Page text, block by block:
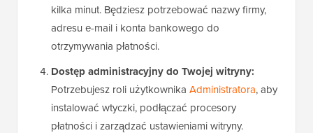
kilka minut. Będziesz potrzebować nazwy firmy,
adresu e-mail i konta bankowego do
otrzymywania płatności.
Dostęp administracyjny do Twojej witryny:
Potrzebujesz roli użytkownika Administratora, aby
instalować wtyczki, podłączać procesory
płatności i zarządzać ustawieniami witryny.